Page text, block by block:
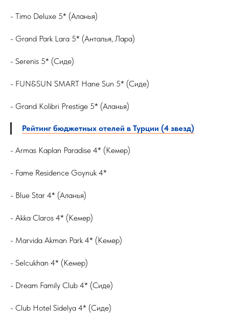
- Timo Deluxe 5* (Аланья)
- Grand Park Lara 5* (Анталья, Лара)
- Serenis 5* (Сиде)
- FUN&SUN SMART Hane Sun 5* (Сиде)
- Grand Kolibri Prestige 5* (Аланья)
Рейтинг бюджетных отелей в Турции (4 звезд)
- Armas Kaplan Paradise 4* (Кемер)
- Fame Residence Goynuk 4*
- Blue Star 4* (Аланья)
- Akka Claros 4* (Кемер)
- Marvida Akman Park 4* (Кемер)
- Selcukhan 4* (Кемер)
- Dream Family Club 4* (Сиде)
- Club Hotel Sidelya 4* (Сиде)